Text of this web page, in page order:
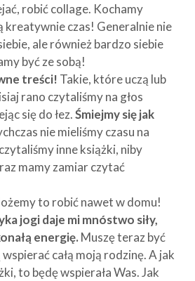
robić collage. Kochamy
kreatywnie czas! Generalnie nie
ale również bardzo siebie
być ze sobą!
treści! Takie, które uczą lub
rano czytaliśmy na głos
się do łez.Śmiejmy się jak
nie mieliśmy czasu na
inne książki, niby
mamy zamiar czytać
to robić nawet w domu!
jogi daje mi mnóstwo siły,
energię. Muszę teraz być
wspierać całą moją rodzinę. A jak
to będę wspierała Was. Jak